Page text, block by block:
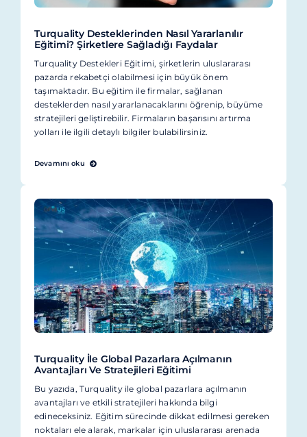
Turquality Desteklerinden Nasıl Yararlanılır
Eğitimi? Şirketlere Sağladığı Faydalar
Turquality Destekleri Eğitimi, şirketlerin uluslararası
pazarda rekabetçi olabilmesi için büyük önem
taşımaktadır. Bu eğitim ile firmalar, sağlanan
desteklerden nasıl yararlanacaklarını öğrenip, büyüme
stratejileri geliştirebilir. Firmaların başarısını artırma
yolları ile ilgili detaylı bilgiler bulabilirsiniz.
Devamını oku
Turquality İle Global Pazarlara Açılmanın
Avantajları Ve Stratejileri Eğitimi
Bu yazıda, Turquality ile global pazarlara açılmanın
avantajları ve etkili stratejileri hakkında bilgi
edineceksiniz. Eğitim sürecinde dikkat edilmesi gereken
noktaları ele alarak, markalar için uluslararası arenada